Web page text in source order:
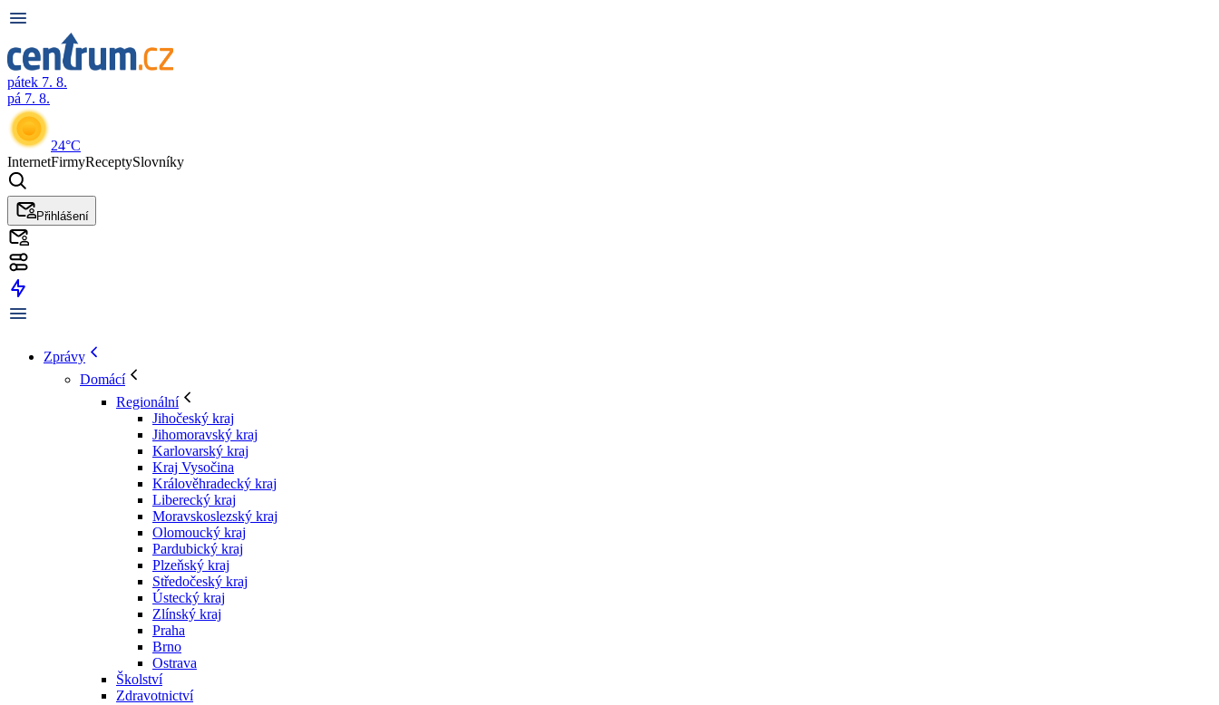
pátek 7. 8.
pá 7. 8.
24°C
InternetFirmyReceptySlovníky
Přihlášení
Zprávy
Domácí
Regionální
Jihočeský kraj
Jihomoravský kraj
Karlovarský kraj
Kraj Vysočina
Králověhradecký kraj
Liberecký kraj
Moravskoslezský kraj
Olomoucký kraj
Pardubický kraj
Plzeňský kraj
Středočeský kraj
Ústecký kraj
Zlínský kraj
Praha
Brno
Ostrava
Školství
Zdravotnictví